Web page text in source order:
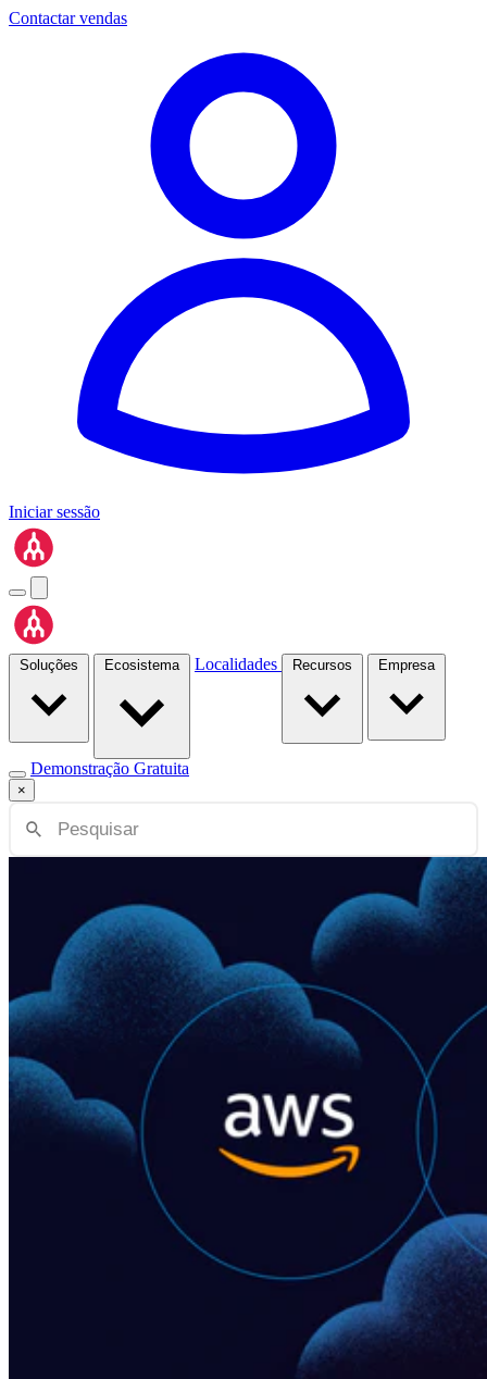
Contactar vendas
Iniciar sessão
Ecosistema Localidades Empresa
Demonstração Gratuita
×